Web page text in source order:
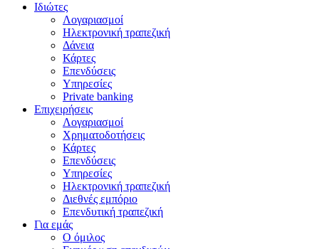
Ιδιώτες
Λογαριασμοί
Ηλεκτρονική τραπεζική
Δάνεια
Κάρτες
Επενδύσεις
Υπηρεσίες
Private banking
Επιχειρήσεις
Λογαριασμοί
Χρηματοδοτήσεις
Κάρτες
Επενδύσεις
Υπηρεσίες
Ηλεκτρονική τραπεζική
Διεθνές εμπόριο
Επενδυτική τραπεζική
Για εμάς
Ο όμιλος